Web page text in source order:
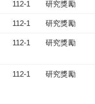
112-1 研究獎勵
112-1 研究獎勵
112-1 研究獎勵
112-1 研究獎勵